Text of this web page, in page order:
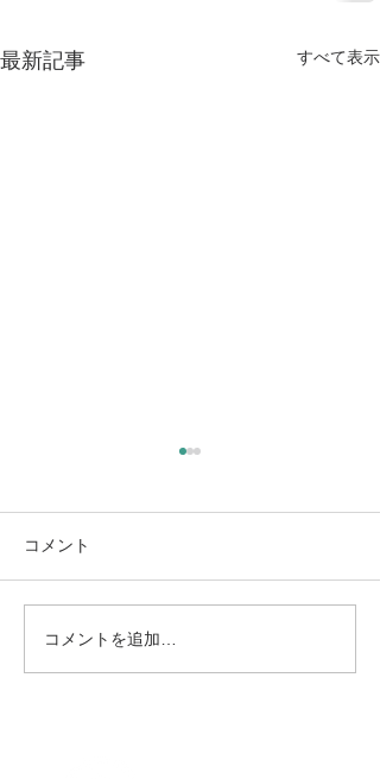
最新記事 すべて表示
2022年４月18日 5年か6年振
りになりますでしょうか。17
アムを訪れました。前回の時
は阪神戦で、先発は前田健太
コメント
コメントを追加…